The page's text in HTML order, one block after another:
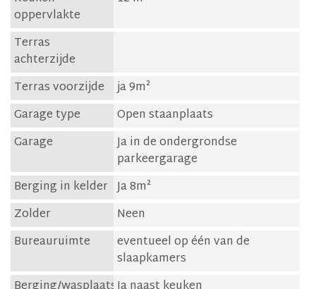
oppervlakte
Terras
achterzijde
Terras voorzijde
ja 9m²
Garage type
Open staanplaats
Garage
Ja in de ondergrondse
parkeergarage
Berging in kelder Ja 8m²
Zolder
Neen
Bureauruimte
eventueel op één van de
slaapkamers